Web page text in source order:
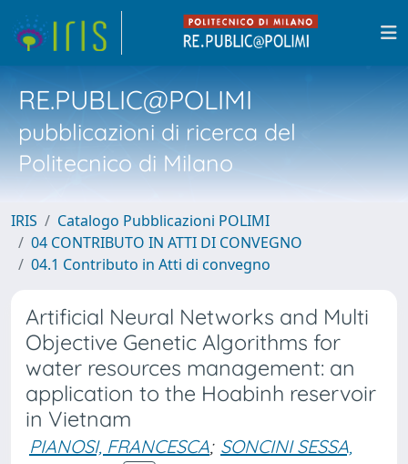
RE.PUBLIC@POLIMI
pubblicazioni di ricerca del
Politecnico di Milano
IRIS
Catalogo Pubblicazioni POLIMI
04 CONTRIBUTO IN ATTI DI CONVEGNO
04.1 Contributo in Atti di convegno
Artificial Neural Networks and Multi
Objective Genetic Algorithms for
water resources management: an
application to the Hoabinh reservoir
in Vietnam
PIANOSI, FRANCESCA; SONCINI SESSA,